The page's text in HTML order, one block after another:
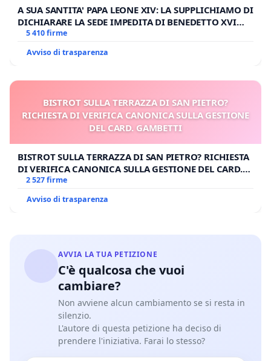
A SUA SANTITA' PAPA LEONE XIV: LA SUPPLICHIAMO DI
DICHIARARE LA SEDE IMPEDITA DI BENEDETTO XVI
E/O DI FAR APRIRE IL RELATIVO PROCESSO
5 410 firme
Avviso di trasparenza
BISTROT SULLA TERRAZZA DI SAN PIETRO?
RICHIESTA DI VERIFICA CANONICA SULLA GESTIONE
DEL CARD. GAMBETTI
BISTROT SULLA TERRAZZA DI SAN PIETRO? RICHIESTA
DI VERIFICA CANONICA SULLA GESTIONE DEL CARD.
GAMBETTI
2 527 firme
Avviso di trasparenza
AVVIA LA TUA PETIZIONE
C'è qualcosa che vuoi
cambiare?
Non avviene alcun cambiamento se si resta in
silenzio.
L'autore di questa petizione ha deciso di
prendere l'iniziativa. Farai lo stesso?